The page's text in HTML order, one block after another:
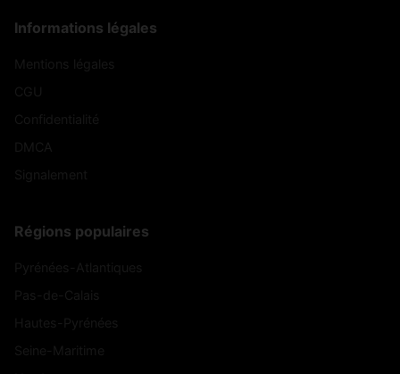
Informations légales
Régions populaires